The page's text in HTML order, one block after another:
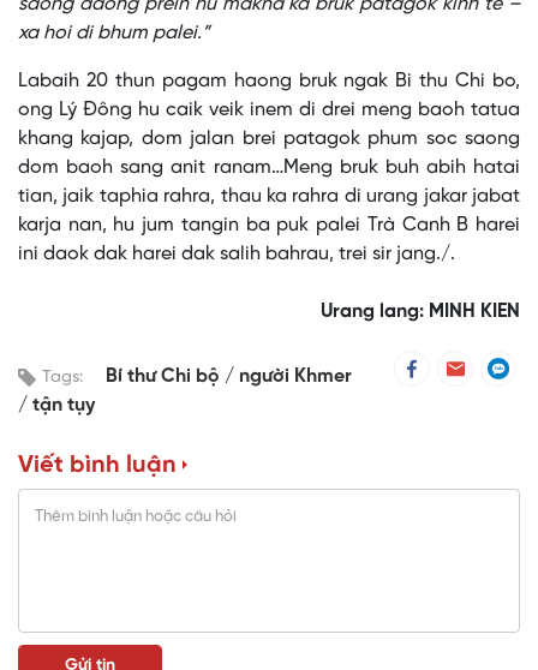
saong daong prein hu makna ka bruk patagok kinh te –
xa hoi di bhum palei.”
Labaih 20 thun pagam haong bruk ngak Bi thu Chi bo,
ong Lý Đông hu caik veik inem di drei meng baoh tatua
khang kajap, dom jalan brei patagok phum soc saong
dom baoh sang anit ranam…Meng bruk buh abih hatai
tian, jaik taphia rahra, thau ka rahra di urang jakar jabat
karja nan, hu jum tangin ba puk palei Trà Canh B harei
ini daok dak harei dak salih bahrau, trei sir jang./.
Urang lang: MINH KIEN
Tags: Bí thư Chi bộ
người Khmer
tận tụy
Viết bình luận